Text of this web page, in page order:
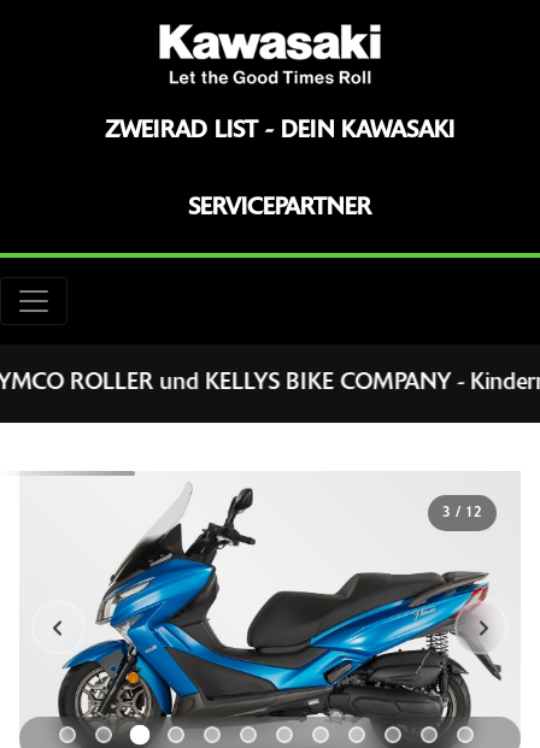
ZWEIRAD LIST - DEIN KAWASAKI
SERVICEPARTNER
ROLLER und KELLYS BIKE COMPANY -
3 / 12